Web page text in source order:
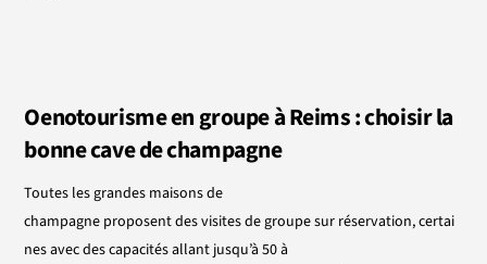
OenotourismeengroupeàReims :choisirla
bonne cave de champagne
Toutes les grandes maisons de
champagne proposent des visites de groupe sur réservation, certai
nes avec des capacités allant jusqu’à 50 à